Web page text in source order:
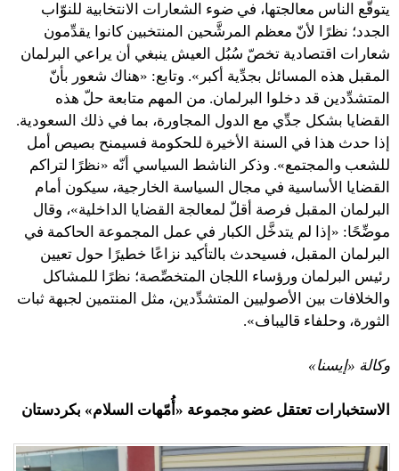
يتوقَّع الناس معالجتها، في ضوء الشعارات الانتخابية للنوّاب
الجدد؛ نظرًا لأنّ معظم المرشَّحين المنتخبين كانوا يقدِّمون
شعارات اقتصادية تخصّ سُبُل العيش ينبغي أن يراعي البرلمان
المقبل هذه المسائل بجدِّية أكبر». وتابع: «هناك شعور بأنّ
المتشدِّدين قد دخلوا البرلمان. من المهم متابعة حلّ هذه
القضايا بشكل جدِّي مع الدول المجاورة، بما في ذلك السعودية.
إذا حدث هذا في السنة الأخيرة للحكومة فسيمنح بصيص أمل
للشعب والمجتمع». وذكر الناشط السياسي أنّه «نظرًا لتراكم
القضايا الأساسية في مجال السياسة الخارجية، سيكون أمام
البرلمان المقبل فرصة أقلّ لمعالجة القضايا الداخلية»، وقال
موضِّحًا: «إذا لم يتدخَّل الكبار في عمل المجموعة الحاكمة في
البرلمان المقبل، فسيحدث بالتأكيد نزاعًا خطيرًا حول تعيين
رئيس البرلمان ورؤساء اللجان المتخصِّصة؛ نظرًا للمشاكل
والخلافات بين الأصوليين المتشدِّدين، مثل المنتمين لجبهة ثبات
الثورة، وحلفاء قاليباف».
وكالة «إيسنا»
الاستخبارات تعتقل عضو مجموعة «أُمّهات السلام» بكردستان